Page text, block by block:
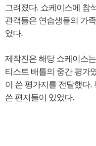
그려졌다. 쇼케이스에 참
관객들은 연습생들의 가
었다.
제작진은 해당 쇼케이스
티스트 배틀의 중간 평가
이 쓴 평가지를 전달했다.
쓴 편지들이 있었다.